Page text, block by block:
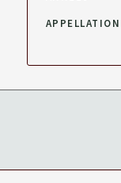
APPELLATION